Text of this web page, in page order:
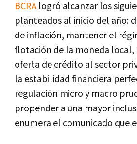
BCRAlogró alcanzar los
planteados al inicio del año:
de inflación, mantener el
flotación de la moneda local,
oferta de crédito al sector
la estabilidad financiera
regulación micro y macro
propender a una mayor
enumera el comunicado que